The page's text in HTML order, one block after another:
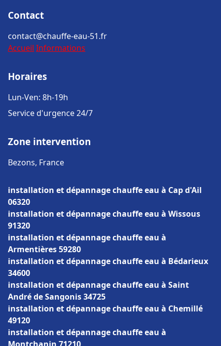
Contact
contact@chauffe-eau-51.fr
Accueil Informations
Horaires
Lun-Ven: 8h-19h
Service d'urgence 24/7
Zone intervention
Bezons, France
installation et dépannage chauffe eau à Cap d'Ail
06320
installation et dépannage chauffe eau à Wissous
91320
installation et dépannage chauffe eau à
Armentières 59280
installation et dépannage chauffe eau à Bédarieux
34600
installation et dépannage chauffe eau à Saint
André de Sangonis 34725
installation et dépannage chauffe eau à Chemillé
49120
installation et dépannage chauffe eau à